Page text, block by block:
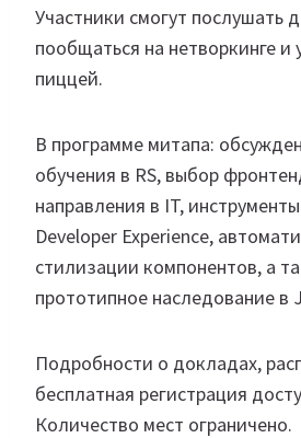
Участники смогут послушать
пообщаться на нетворкинге и
пиццей.
В программе митапа:
обучения в RS, выбор
направления в IT,
Developer Experience,
стилизации компонентов, а
прототипное наследование в
Подробности о докладах,
бесплатная регистрация
Количество мест ограничено.